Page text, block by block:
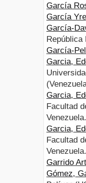
García
García
García-
República
García-
Garcia,
Garcia,
Facultad
Garcia,
Facultad
Garrido
Gómez,